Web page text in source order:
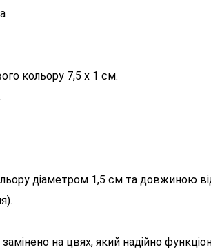
кольору 7,5 х 1 см.
діаметром 1,5 см та довжиною
на цвях, який надійно